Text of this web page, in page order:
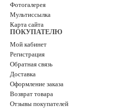
Фотогалерея
Мультиссылка
Карта сайта
ПОКУПАТЕЛЮ
Мой кабинет
Регистрация
Обратная связь
Доставка
Оформление заказа
Возврат товара
Отзывы покупателей